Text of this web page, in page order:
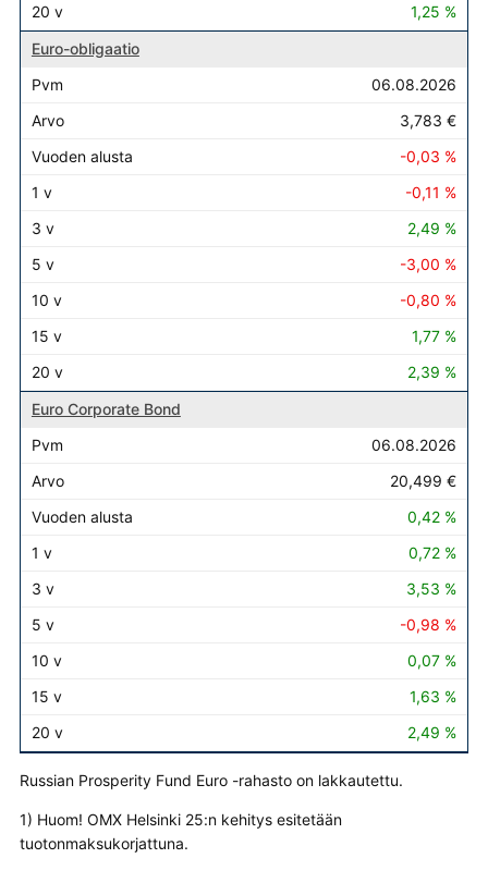
1,25 %
Euro-obligaatio
06.08.2026
3,783 €
-0,03 %
-0,11 %
2,49 %
-3,00 %
-0,80 %
1,77 %
2,39 %
Euro Corporate Bond
06.08.2026
20,499 €
0,42 %
0,72 %
3,53 %
-0,98 %
0,07 %
1,63 %
2,49 %
Russian Prosperity Fund Euro -rahasto on lakkautettu.
1) Huom! OMX Helsinki 25:n kehitys esitetään
tuotonmaksukorjattuna.